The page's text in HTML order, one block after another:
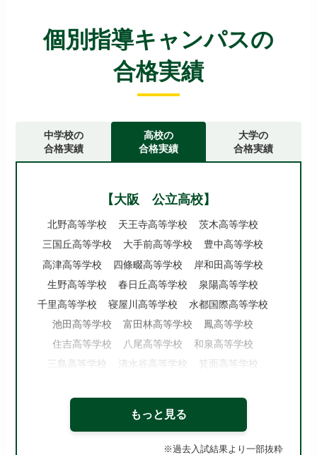
個別指導キャンパスの
合格実績
中学校の
合格実績
高校の
合格実績
大学の
合格実績
【大阪 公立高校】
北野高等学校 天王寺高等学校
茨木高等学校
三国丘高等学校
大手前高等学校
豊中高等学校
高津高等学校
四條畷高等学校
岸和田高等学校
生野高等学校
春日丘高等学校
泉陽高等学校
千里高等学校
寝屋川高等学校
水都国際高等学校
池田高等学校
富田林高等学校
鳳高等学校
住吉高等学校
八尾高等学校
和泉高等学校
三島高等学校
清水谷高等学校
箕面高等学校
牧野高等学校
槻の木高等学校
市岡高等学校
山田高等学校
もっと見る
※過去入試結果より一部抜粋